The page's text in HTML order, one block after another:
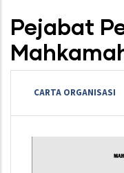
Pejabat
CARTA ORGANISASI